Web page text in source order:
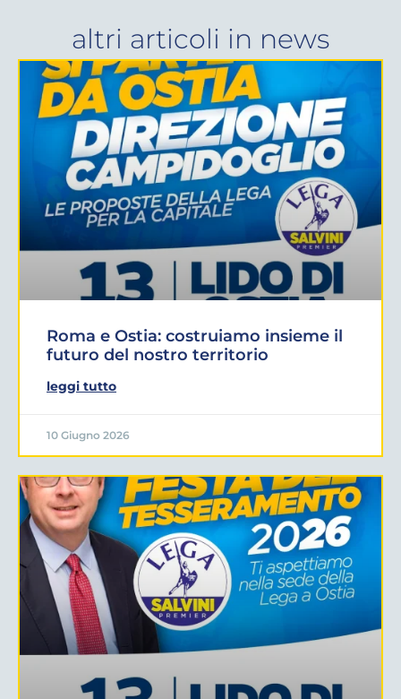
altri articoli in news
Roma e Ostia: costruiamo insieme il
futuro del nostro territorio
leggi tutto
10 Giugno 2026